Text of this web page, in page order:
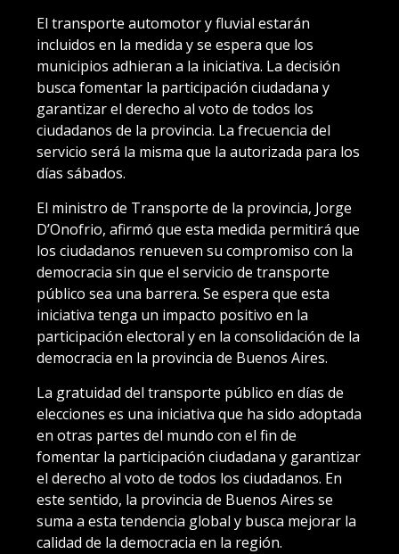
El transporte automotor y fluvial estarán
incluidos en la medida y se espera que los
municipios adhieran a la iniciativa. La decisión
busca fomentar la participación ciudadana y
garantizar el derecho al voto de todos los
ciudadanos de la provincia. La frecuencia del
servicio será la misma que la autorizada para los
días sábados.
El ministro de Transporte de la provincia, Jorge
D’Onofrio, afirmó que esta medida permitirá que
los ciudadanos renueven su compromiso con la
democracia sin que el servicio de transporte
público sea una barrera. Se espera que esta
iniciativa tenga un impacto positivo en la
participación electoral y en la consolidación de la
democracia en la provincia de Buenos Aires.
La gratuidad del transporte público en días de
elecciones es una iniciativa que ha sido adoptada
en otras partes del mundo con el fin de
fomentar la participación ciudadana y garantizar
el derecho al voto de todos los ciudadanos. En
este sentido, la provincia de Buenos Aires se
suma a esta tendencia global y busca mejorar la
calidad de la democracia en la región.